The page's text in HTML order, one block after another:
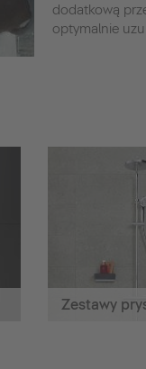
dodatkową
optymalnie
Zestawy